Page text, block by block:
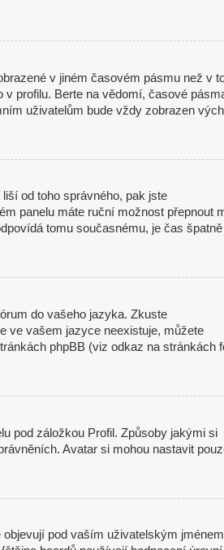
v jiném časovém pásmu než v
profilu. Berte na vědomí, časové
uživatelům bude vždy zobrazen
od toho správného, pak jste
panelu máte ruční možnost přepnout
tomu současnému, je čas špatně
do vašeho jazyka. Zkuste
ve vašem jazyce neexistuje, můžete
phpBB (viz odkaz na stránkách
pod záložkou Profil. Způsoby jakými si
Avatar si mohou nastavit
pod vaším uživatelským jménem